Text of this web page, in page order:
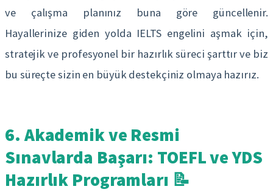
ve çalışma planınız buna göre güncellenir.
Hayallerinize giden yolda IELTS engelini aşmak için,
stratejik ve profesyonel bir hazırlık süreci şarttır ve biz
bu süreçte sizin en büyük destekçiniz olmaya hazırız.
6. Akademik ve Resmi
Sınavlarda Başarı: TOEFL ve YDS
Hazırlık Programları 📝